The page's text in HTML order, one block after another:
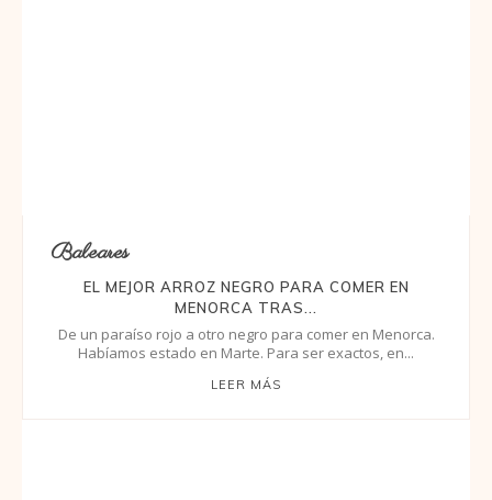
Baleares
EL MEJOR ARROZ NEGRO PARA COMER EN
MENORCA TRAS...
De un paraíso rojo a otro negro para comer en Menorca.
Habíamos estado en Marte. Para ser exactos, en...
LEER MÁS